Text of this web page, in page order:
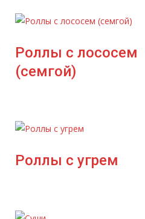
Роллы с лососем
(семгой)
Роллы с угрем